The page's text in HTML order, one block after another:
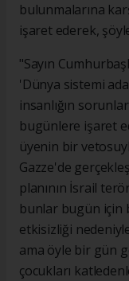
bulunmalarına
işaret ederek,
"Sayın
'Dünya sistemi
insanlığın
bugünlere işaret
üyenin bir
Gazze'de
planının İsrail
bunlar bugün için
etkisizliği
ama öyle bir gün
çocukları